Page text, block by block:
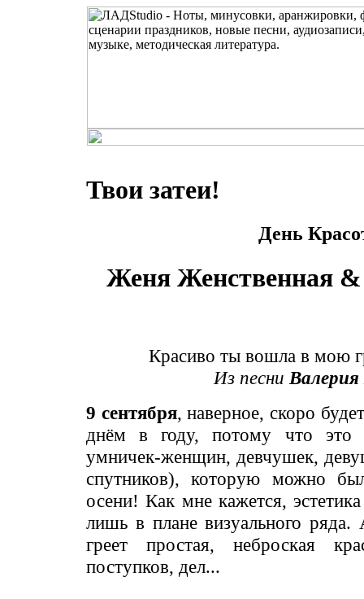
Твои затеи!
День
Женя Женственная
Красиво ты вошла в мою
Из песниВалерия
9 сентября, наверное, скоро
днём в году, потому что это
умничек-женщин, девчушек,
спутников), которую можно
осени! Как мне кажется,
лишь в плане визуального
греет простая, неброская
поступков, дел...